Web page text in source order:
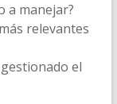
a manejar?
relevantes
el